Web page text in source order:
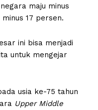
maju minus
17 persen.
ini bisa menjadi
untuk mengejar
usia ke-75 tahun
Upper Middle